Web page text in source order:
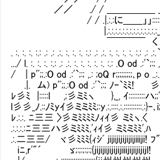
／／ ./ / ＿＿＿＿
/ / .|.:.:に＿＿」」
|.:.:.:.:.:.:.:.:.:.:.:.:.:.:_ノ |┘. :
￣￣￣￣ く | .: .:. :. :./」
. :. :. :. :.: .: .: .:. :. :. :. :.: .: .:. :. :. :. :. :.: .:
.../ l. :. :. :. :.: .: .:. :. :. :. :. :. :.: .O
/ | p'ﾞ;;.:O od .:'`;:; ,.: ;oQ r;;;;;;;;;､p o
.|. ム) p'ﾞ;;.:O od .:'`;:; ﾉｰ`ﾐﾐ!
ﾚ彡ﾐ |:::::l ,;彡ミﾐヽ },_, ｲ:::::::::ハ
l彡彡_ﾉ.::ﾉﾐyｲ彡ミミﾐﾐ
ﾚ.:.:. ﾆ三三 〉彡ミﾐﾐﾐﾐﾉｨｲ彡 ミﾐ
.:.:.:.:ﾆ三三ハ彡ミﾐﾐﾐ,'ｨｲ彡 ミﾐミ
.:.二三三/ ヾ彡ﾐﾐﾐ{ｨｼﾞ
iﾆ,r'"´ ゞ;:;:;:;:;{jijijijijijijiiijijijijijl!